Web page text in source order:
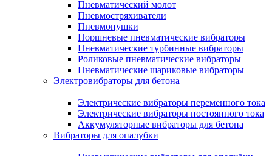
Пневматический молот
Пневмостряхиватели
Пневмопушки
Поршневые пневматические вибраторы
Пневматические турбинные вибраторы
Роликовые пневматические вибраторы
Пневматические шариковые вибраторы
Электровибраторы для бетона
Электрические вибраторы переменного тока
Электрические вибраторы постоянного тока
Аккумуляторные вибраторы для бетона
Вибраторы для опалубки